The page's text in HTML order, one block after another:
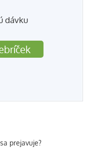
dávku
prejavuje?